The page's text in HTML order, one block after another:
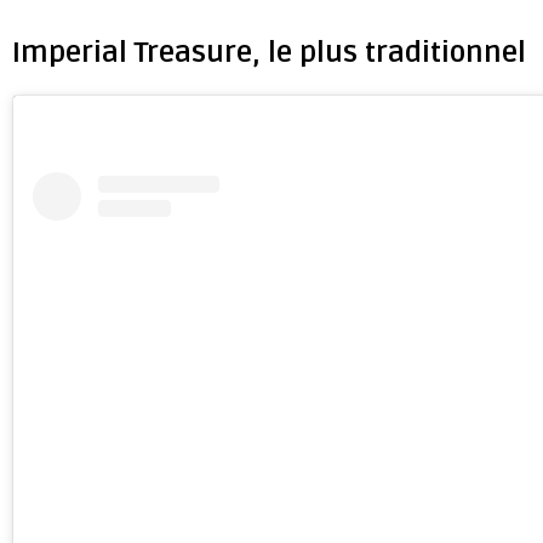
Imperial Treasure, le plus traditionnel